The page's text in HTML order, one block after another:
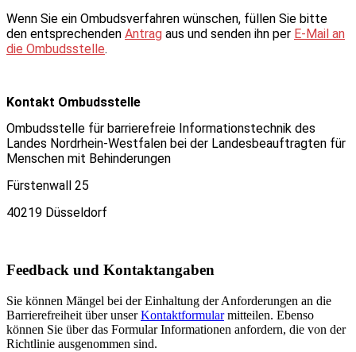
Wenn Sie ein Ombudsverfahren wünschen, füllen Sie bitte
den entsprechenden Antrag aus und senden ihn per E-Mail an
die Ombudsstelle.
Kontakt Ombudsstelle
Ombudsstelle für barrierefreie Informationstechnik des
Landes Nordrhein-Westfalen bei der Landesbeauftragten für
Menschen mit Behinderungen
Fürstenwall 25
40219 Düsseldorf
Feedback und Kontaktangaben
Sie können Mängel bei der Einhaltung der Anforderungen an die
Barrierefreiheit über unserKontaktformularmitteilen. Ebenso
können Sie über das Formular Informationen anfordern, die von der
Richtlinie ausgenommen sind.